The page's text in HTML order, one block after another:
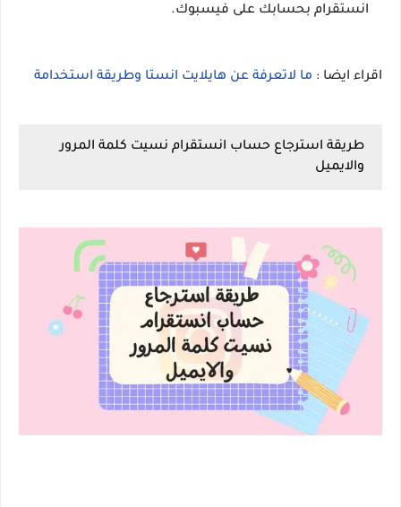
انستقرام بحسابك على فيسبوك.
اقراء ايضا : ما لاتعرفة عن هايلايت انستا وطريقة استخدامة
طريقة استرجاع حساب انستقرام نسيت كلمة المرور
والايميل